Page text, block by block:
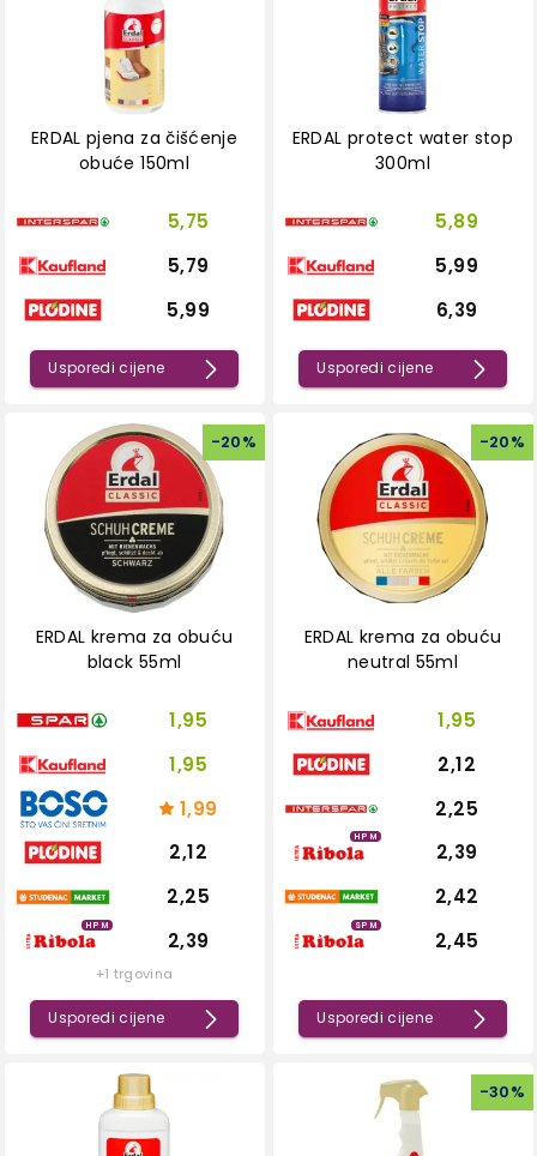
ERDAL pjena za čišćenje
obuće 150ml
5,75
5,79
5,99
Usporedi cijene
ERDAL protect water stop
300ml
5,89
5,99
6,39
Usporedi cijene
-20%
ERDAL krema za obuću
black 55ml
1,95
1,95
1,99
2,12
2,25
HPM
2,39
+1 trgovina
Usporedi cijene
-20%
ERDAL krema za obuću
neutral 55ml
1,95
2,12
2,25
HPM
2,39
2,42
SPM
2,45
Usporedi cijene
-30%